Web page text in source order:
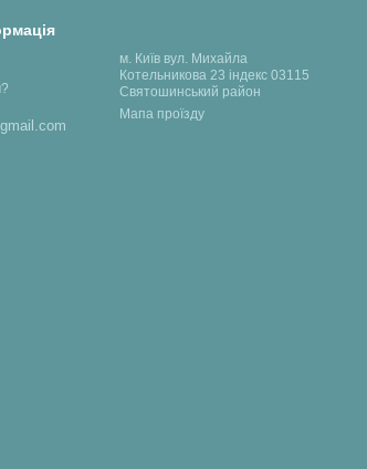
м. Київ вул. Михайла
Котельникова 23 індекс 03115
Святошинський район
Мапа проїзду